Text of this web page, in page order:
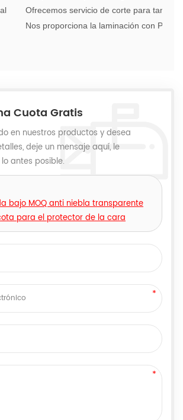
Ofrecemos servicio de corte para
Nos proporciona la laminación con PSA,
Cuota Gratis
en nuestros productos y desea
deje un mensaje aquí, le
antes posible.
bajo MOQ anti niebla transparente
para el protector de la cara